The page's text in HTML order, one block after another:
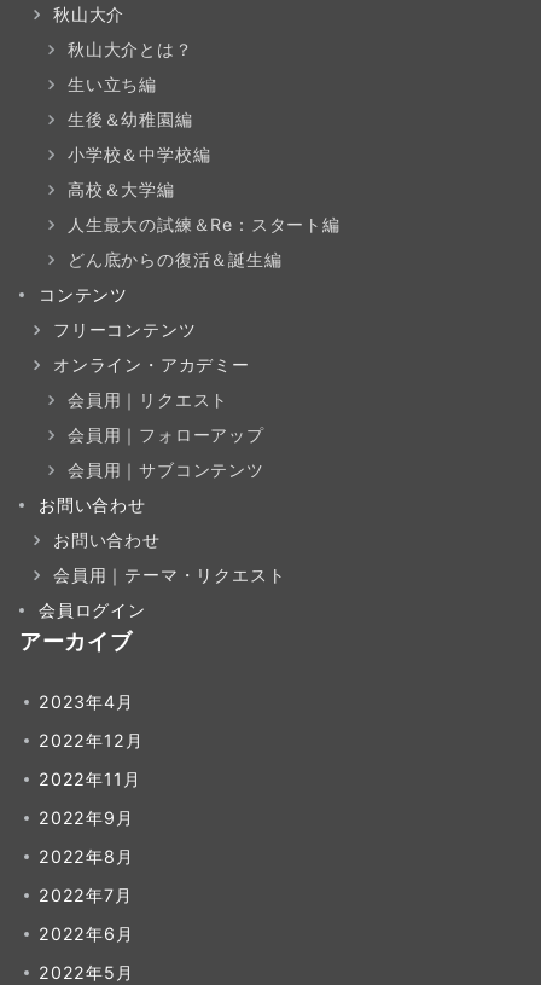
秋山大介
秋山大介とは？
生い立ち編
生後＆幼稚園編
小学校＆中学校編
高校＆大学編
人生最大の試練＆Re：スタート編
どん底からの復活＆誕生編
コンテンツ
フリーコンテンツ
オンライン・アカデミー
会員用｜リクエスト
会員用｜フォローアップ
会員用｜サブコンテンツ
お問い合わせ
お問い合わせ
会員用｜テーマ・リクエスト
会員ログイン
アーカイブ
2023年4月
2022年12月
2022年11月
2022年9月
2022年8月
2022年7月
2022年6月
2022年5月